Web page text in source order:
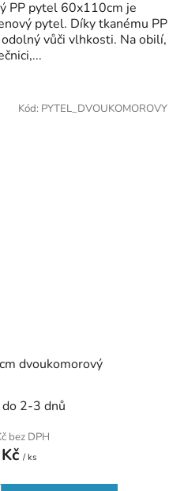
PP pytel 60x110cm je
pytel. Díky tkanému PP
vůči vlhkosti. Na obilí,
dvoukomorový
2-3 dnů
bez DPH
/ ks
Kód: PYTEL_DVOUKOMOROVY